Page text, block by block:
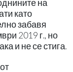
на
като
забавя
2019 г., но
и не се стига.